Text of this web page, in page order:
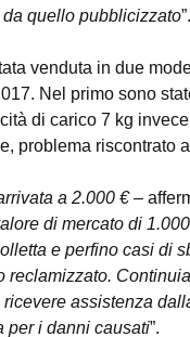
quello pubblicizzato”.
venduta in due
Nel primo sono
di carico 7 kg
problema riscontrato
a 2.000 € –
di mercato di
e perfino casi di
reclamizzato.
assistenza
per i danni causati”.